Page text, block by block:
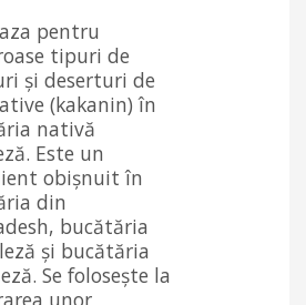
pentru
tipuri de
și deserturi de
(kakanin) în
nativă
Este un
obișnuit în
din
bucătăria
și bucătăria
Se folosește la
unor